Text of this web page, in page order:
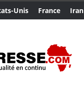
Unis France Iran